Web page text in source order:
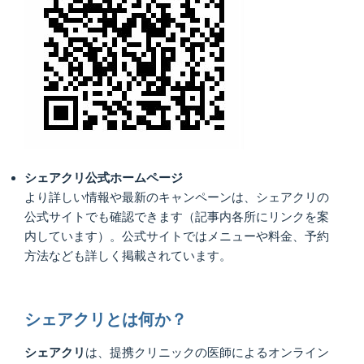
シェアクリ公式ホームページ
より詳しい情報や最新のキャンペーンは、シェアクリの
公式サイトでも確認できます（記事内各所にリンクを案
内しています）。公式サイトではメニューや料金、予約
方法なども詳しく掲載されています。
シェアクリとは何か？
シェアクリ は、提携クリニックの医師によるオンライン